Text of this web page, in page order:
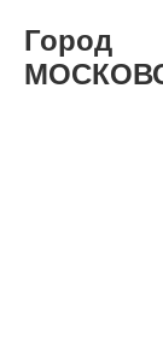
Город